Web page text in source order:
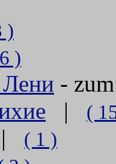
)
)
Лени -
| (
( 1 )